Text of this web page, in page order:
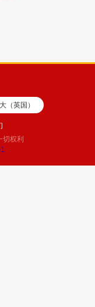
（英国）
权利